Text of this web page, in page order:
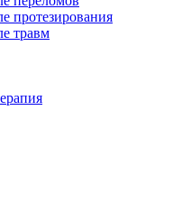
протезирования
травм